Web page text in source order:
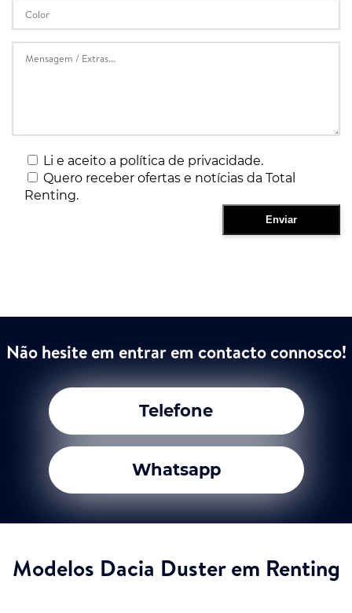
Li e aceito a política de privacidade.
Quero receber ofertas e notícias da Total
Renting.
Não hesite em entrar em contacto connosco!
Telefone
Whatsapp
Modelos Dacia Duster em Renting